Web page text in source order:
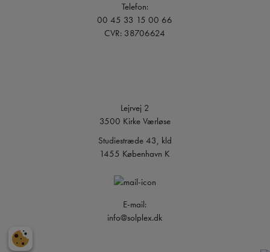
Telefon:
00 45 33 15 00 66
CVR: 38706624
Lejrvej 2
3500 Kirke Værløse
Studiestræde 43, kld
1455 København K
E-mail:
info@solplex.dk